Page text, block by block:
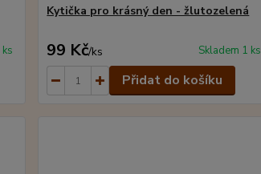
Kytička pro krásný den - žlutozelená
99 Kč/ks Skladem 1 ks
Přidat do košíku